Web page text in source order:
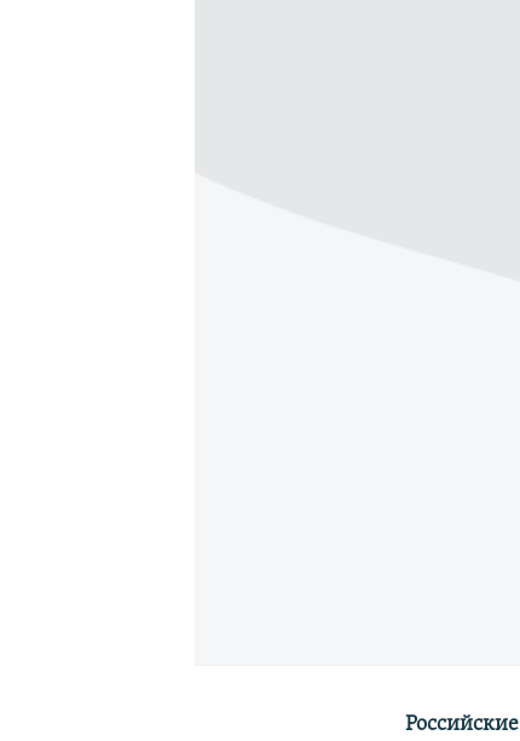
Российские